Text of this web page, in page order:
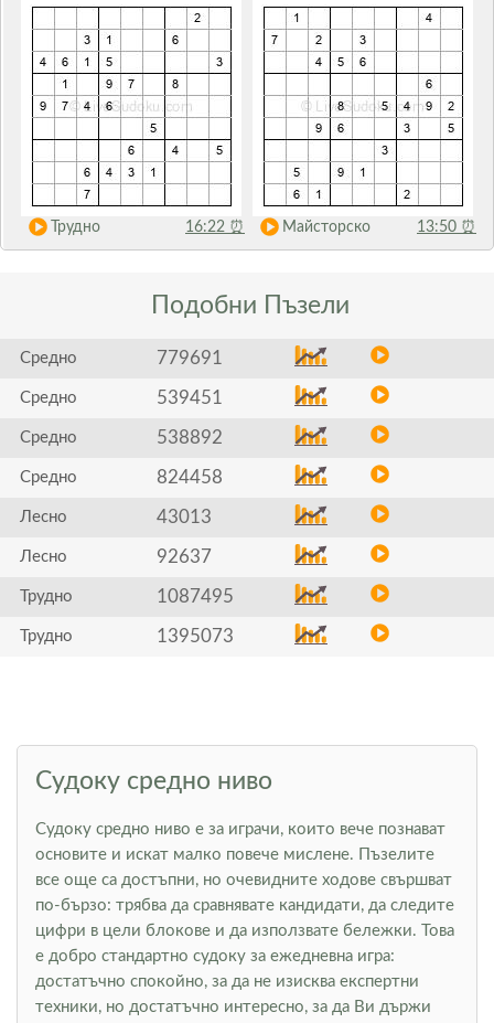
Трудно 16:22 ⏰ Майсторско 13:50 ⏰
Подобни Пъзели
Средно 779691
Средно 539451
Средно 538892
Средно 824458
Лесно 43013
Лесно 92637
Трудно 1087495
Трудно 1395073
Судоку средно ниво
Судоку средно ниво е за играчи, които вече познават
основите и искат малко повече мислене. Пъзелите
все още са достъпни, но очевидните ходове свършват
по-бързо: трябва да сравнявате кандидати, да следите
цифри в цели блокове и да използвате бележки. Това
е добро стандартно судоку за ежедневна игра:
достатъчно спокойно, за да не изисква експертни
техники, но достатъчно интересно, за да Ви държи